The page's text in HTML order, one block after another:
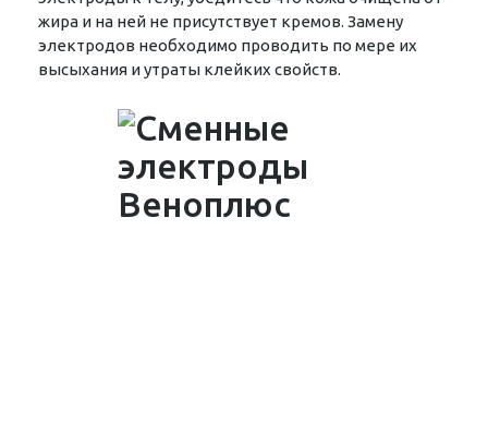
жира и на ней не присутствует кремов. Замену
электродов необходимо проводить по мере их
высыхания и утраты клейких свойств.